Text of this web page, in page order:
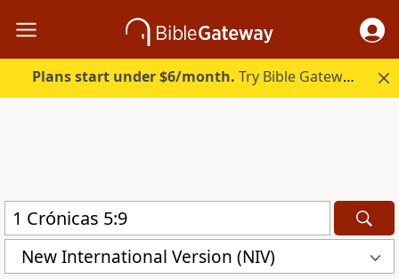
Plans start under $6/month. Try Bible Gateway Plus.
New International Version (NIV)